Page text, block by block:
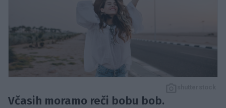
Včasih moramo reči bobu bob.